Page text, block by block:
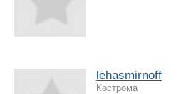
lehasmirnoff
Кострома